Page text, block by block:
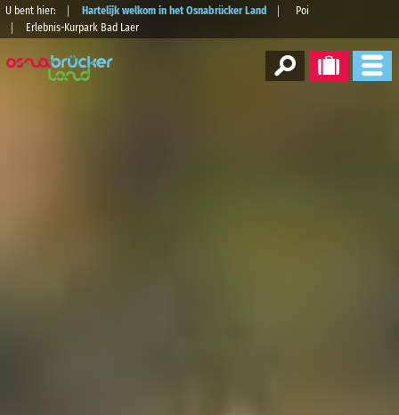
U bent hier: Hartelijk welkom in het Osnabrücker Land
Poi
Erlebnis-Kurpark Bad Laer